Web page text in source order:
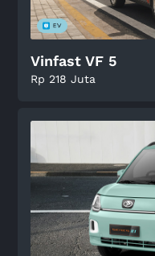
Vinfast VF 5
Rp 218 Juta